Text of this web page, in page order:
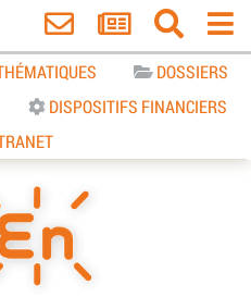
DOSSIERS
DISPOSITIFS FINANCIERS